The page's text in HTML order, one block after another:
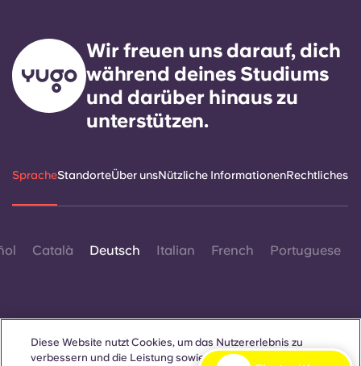
Wir freuen uns darauf, dich
während deines Studiums
und darüber hinaus zu
unterstützen.
SpracheStandorteÜber unsNützliche InformationenRechtliches
Català Deutsch Italian French Portuguese
Diese Website nutzt Cookies, um das Nutzererlebnis zu
verbessern und die Leistung sowie den Traffic auf